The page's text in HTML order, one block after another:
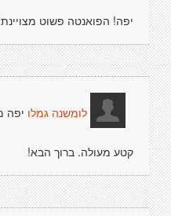
יפה! הפואנטה פשוט
לומשנה גמלו יפה
קטע מעולה. ברוך הבא!